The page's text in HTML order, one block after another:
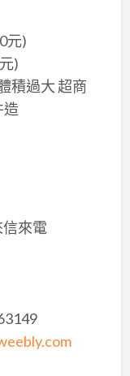
元)
)
積過大 超商
造
信來電